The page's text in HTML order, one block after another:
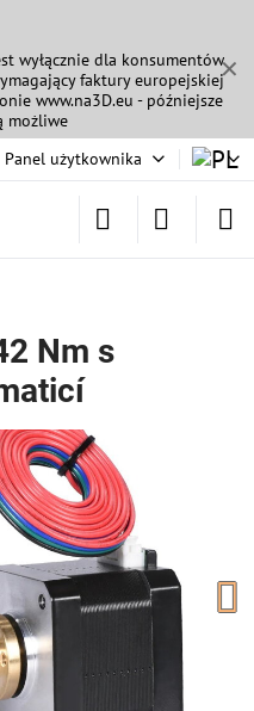
✕
wyłącznie dla konsumentów
faktury europejskiej
www.na3D.eu - późniejsze
możliwe
Panel użytkownika
Nm s